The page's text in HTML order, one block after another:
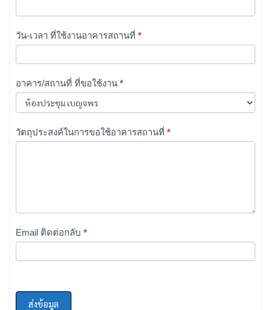
วัน-เวลา ที่ใช้งานอาคารสถานที่ *
อาคาร/สถานที่ ที่ขอใช้งาน *
วัตถุประสงค์ในการขอใช้อาคารสถานที่ *
Email ติดต่อกลับ *
ส่งข้อมูล